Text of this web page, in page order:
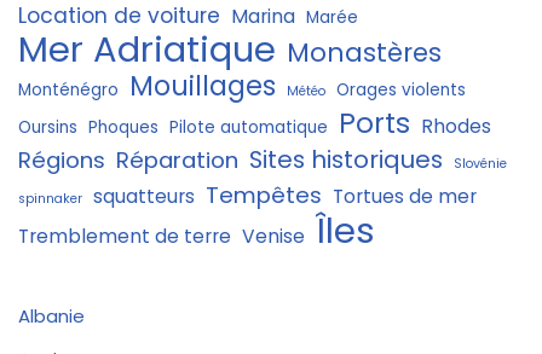
Location de voiture Marina Marée
Mer Adriatique Monastères
Monténégro Mouillages Météo Orages violents
Oursins Phoques Pilote automatique Ports Rhodes
Régions Réparation Sites historiques
Slovénie
spinnaker squatteurs Tempêtes Tortues de mer
Tremblement de terre Venise Îles
Albanie